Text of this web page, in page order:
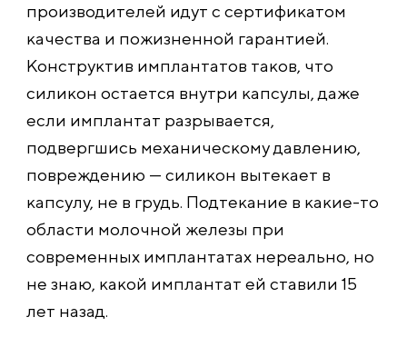
производителей идут с сертификатом
качества и пожизненной гарантией.
Конструктив имплантатов таков, что
силикон остается внутри капсулы, даже
если имплантат разрывается,
подвергшись механическому давлению,
повреждению — силикон вытекает в
капсулу, не в грудь. Подтекание в какие-то
области молочной железы при
современных имплантатах нереально, но
не знаю, какой имплантат ей ставили 15
лет назад.